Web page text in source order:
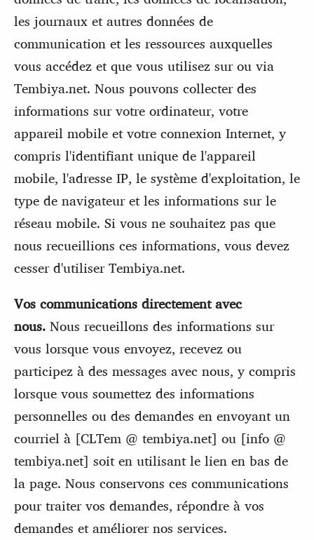
les journaux et autres données de
communication et les ressources auxquelles
vous accédez et que vous utilisez sur ou via
Tembiya.net. Nous pouvons collecter des
informations sur votre ordinateur, votre
appareil mobile et votre connexion Internet, y
compris l'identifiant unique de l'appareil
mobile, l'adresse IP, le système d'exploitation, le
type de navigateur et les informations sur le
réseau mobile. Si vous ne souhaitez pas que
nous recueillions ces informations, vous devez
cesser d'utiliser Tembiya.net.
Vos communications directement avec
nous.Nous recueillons des informations sur
vous lorsque vous envoyez, recevez ou
participez à des messages avec nous, y compris
lorsque vous soumettez des informations
personnelles ou des demandes en envoyant un
courriel à [CLTem @ tembiya.net] ou [info @
tembiya.net] soit en utilisant le lien en bas de
la page. Nous conservons ces communications
pour traiter vos demandes, répondre à vos
demandes et améliorer nos services.